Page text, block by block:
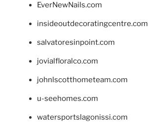
EverNewNails.com
insideoutdecoratingcentre.com
salvatoresinpoint.com
jovialfloralco.com
johnlscotthometeam.com
u-seehomes.com
watersportslagonissi.com